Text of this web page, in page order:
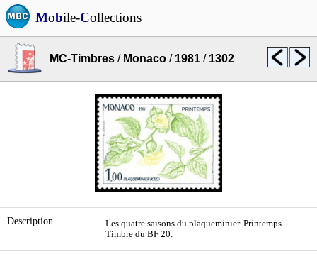
Mobile-Collections
MC-Timbres / Monaco / 1981 / 1302
Description
Les quatre saisons du plaqueminier. Printemps.
Timbre du BF 20.